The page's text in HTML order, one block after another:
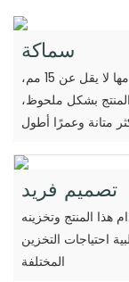
سماكة
سُمك الأجزاء الرئيسية للمواد الخام التي نستخدمها لا يقل عن 15 مم،
بشكل ملحوظ،
تصميم فريد
هذا المنتج وتخزينه
احتياجات التخزين
المختلفة